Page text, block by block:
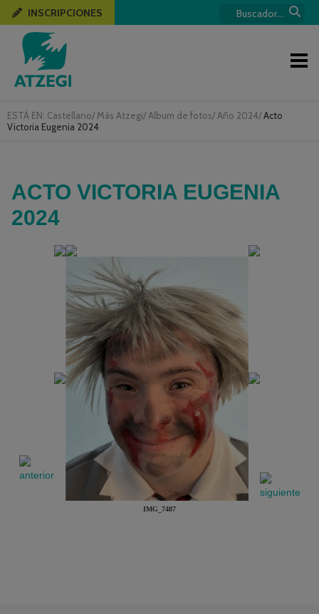
ESTÁ EN: Castellano/ Más Atzegi/ Album de fotos/ Año 2024/Acto
Victoria Eugenia 2024
INSCRIPCIONES
ACTO VICTORIA EUGENIA
2024
IMG_7487